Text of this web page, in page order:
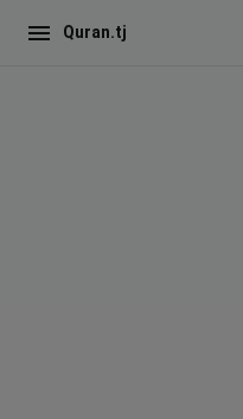
Quran.tj